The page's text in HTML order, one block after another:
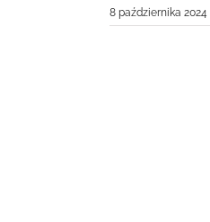
8 października 2024